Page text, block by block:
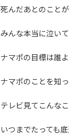
死んだあとのこと
みんな本当に泣い
ナマポの目標は誰
ナマポのことを知
テレビ見てこんな
いつまでたっても底